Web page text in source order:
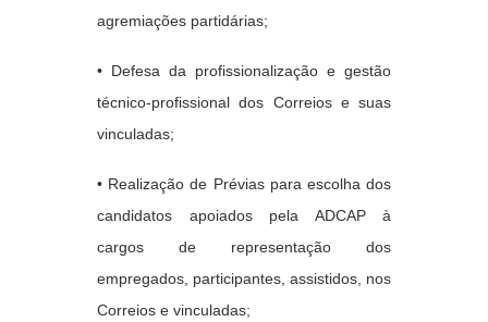
agremiações partidárias;
• Defesa da profissionalização e gestão
técnico-profissional dos Correios e suas
vinculadas;
• Realização de Prévias para escolha dos
candidatos apoiados pela ADCAP à
cargos de representação dos
empregados, participantes, assistidos, nos
Correios e vinculadas;